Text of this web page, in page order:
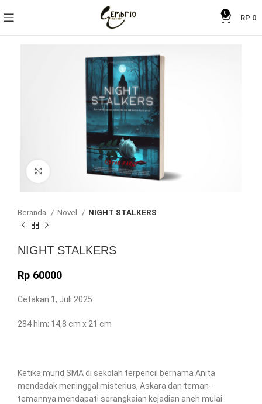
0
RP 0
Click to enlarge
Beranda Novel NIGHT STALKERS
NIGHT STALKERS
Rp 60000
Cetakan 1, Juli 2025
284 hlm; 14,8 cm x 21 cm
Ketika murid SMA di sekolah terpencil bernama Anita
mendadak meninggal misterius, Askara dan teman-
temannya mendapati serangkaian kejadian aneh mulai